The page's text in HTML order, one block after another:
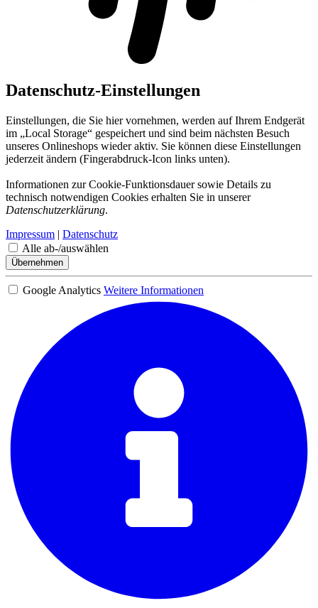
Datenschutz-Einstellungen
Einstellungen, die Sie hier vornehmen, werden auf Ihrem Endgerät
im „Local Storage“ gespeichert und sind beim nächsten Besuch
unseres Onlineshops wieder aktiv. Sie können diese Einstellungen
jederzeit ändern (Fingerabdruck-Icon links unten).
Informationen zur Cookie-Funktionsdauer sowie Details zu
technisch notwendigen Cookies erhalten Sie in unserer
Datenschutzerklärung.
Impressum | Datenschutz
Alle ab-/auswählen
Übernehmen
Google Analytics Weitere Informationen